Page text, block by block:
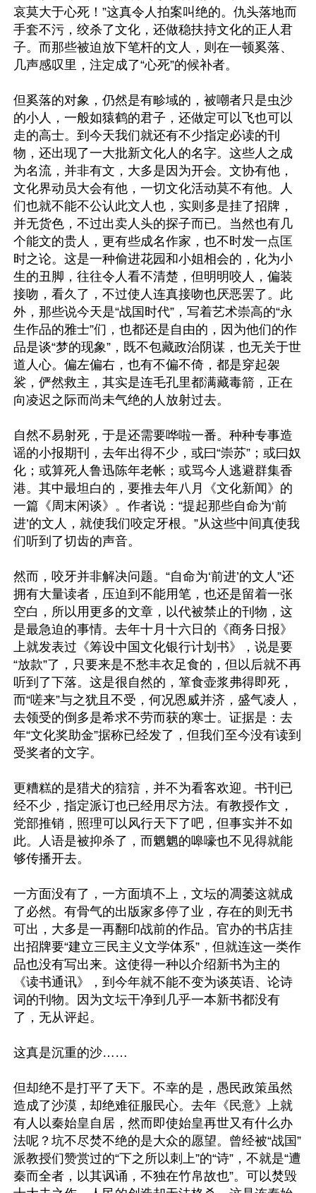
哀莫大于心死！”这真令人拍案叫绝的。仇头落地而
手套不污，绞杀了文化，还做稳扶持文化的正人君
子。而那些被迫放下笔杆的文人，则在一顿奚落、
几声感叹里，注定成了“心死”的候补者。
但奚落的对象，仍然是有畛域的，被嘲者只是虫沙
的小人，一般如猿鹤的君子，还做定可以飞也可以
走的高士。到今天我们就还有不少指定必读的刊
物，还出现了一大批新文化人的名字。这些人之成
为名流，并非有文，大多是因为开会。文协有他，
文化界动员大会有他，一切文化活动莫不有他。人
们也就不能不公认此文人也，实则多是挂了招牌，
并无货色，不过出卖人头的探子而已。当然也有几
个能文的贵人，更有些成名作家，也不时发一点匡
时之论。这是一种偷进花园和小姐相会的，化为小
生的丑脚，往往令人看不清楚，但明明咬人，偏装
接吻，看久了，不过使人连真接吻也厌恶罢了。此
外，那些说今天是“战国时代”，写着艺术崇高的“永
生作品的雅士”们，也都还是自由的，因为他们的作
品是谈“梦的现象”，既不包藏政治阴谋，也无关于世
道人心。偏左偏右，也有不偏不倚，都是穿起袈
裟，俨然救主，其实是连毛孔里都满藏毒箭，正在
向凌迟之际而尚未气绝的人放射过去。
自然不易射死，于是还需要哗啦一番。种种专事造
谣的小报期刊，去年出得不少，或曰“崇苏”；或曰奴
化；或算死人鲁迅陈年老帐；或骂今人逃避群集香
港。其中最坦白的，要推去年八月《文化新闻》的
一篇《周末闲谈》。作者说：“提起那些自命为‘前
进’的文人，就使我们咬定牙根。”从这些中间真使我
们听到了切齿的声音。
然而，咬牙并非解决问题。“自命为‘前进’的文人”还
拥有大量读者，压迫到不能用笔，也还是留着一张
空白，所以用更多的文章，以代被禁止的刊物，这
是最急迫的事情。去年十月十六日的《商务日报》
上就发表过《筹设中国文化银行计划书》，说是要
“放款”了，只要来是不愁丰衣足食的，但以后就不再
听到了下落。这是很自然的，箪食壶浆弗得即死，
而“嗟来”与之犹且不受，何况恩威并济，盛气凌人，
去领受的倒多是希求不劳而获的寒士。证据是：去
年“文化奖助金”据称已经发了，但我们至今没有读到
受奖者的文字。
更糟糕的是猎犬的狺狺，并不为看客欢迎。书刊已
经不少，指定派订也已经用尽方法。有教授作文，
党部推销，照理可以风行天下了吧，但事实并不如
此。人语是被抑杀了，而魍魍的嗥嚎也不见得就能
够传播开去。
一方面没有了，一方面填不上，文坛的凋萎这就成
了必然。有骨气的出版家多停了业，存在的则无书
可出，大多是一再翻印战前的作品。官办的书店挂
出招牌要“建立三民主义文学体系”，但就连这一类作
品也没有写出来。这使得一种以介绍新书为主的
《读书通讯》，到今年就不能不变为谈英语、论诗
词的刊物。因为文坛干净到几乎一本新书都没有
了，无从评起。
这真是沉重的沙……
但却绝不是打平了天下。不幸的是，愚民政策虽然
造成了沙漠，却绝难征服民心。去年《民意》上就
有人以秦始皇自居，然而即使始皇再世又有什么办
法呢？坑不尽焚不绝的是大众的愿望。曾经被“战国”
派教授们赞赏过的“下之所以刺上”的“诗”，不就是“遭
秦而全者，以其讽诵，不独在竹帛故也”。可以焚毁